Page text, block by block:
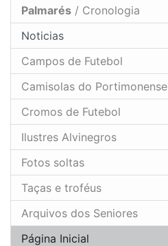
Palmarés / Cronologia
Noticias
Campos de Futebol
Camisolas do Portimonense
Cromos de Futebol
Ilustres Alvinegros
Fotos soltas
Taças e troféus
Arquivos dos Seniores
Página Inicial